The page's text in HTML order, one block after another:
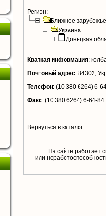
Регион:
Ближнее зарубежье
Украина
Донецкая
Краткая информация:
Почтовый адрес: 84302,
Телефон: (10 380 6264) 6-
Факс: (10 380 6264) 6-64-84
Вернуться в каталог
На сайте работает
или